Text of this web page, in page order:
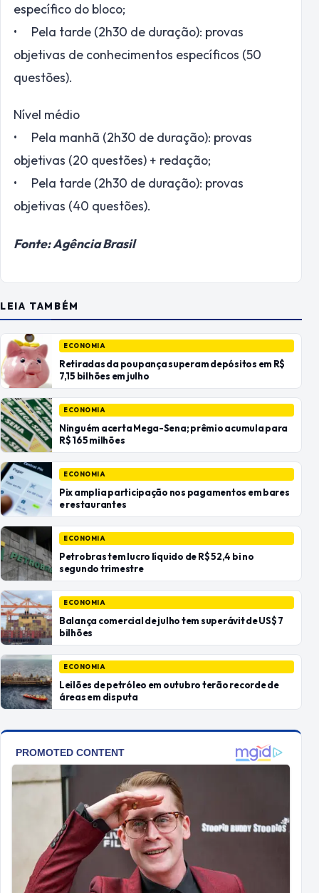
específico do bloco;
• Pela tarde (2h30 de duração): provas
objetivas de conhecimentos específicos (50
questões).
Nível médio
• Pela manhã (2h30 de duração): provas
objetivas (20 questões) + redação;
• Pela tarde (2h30 de duração): provas
objetivas (40 questões).
Fonte: Agência Brasil
LEIA TAMBÉM
ECONOMIA
Retiradas da poupança superam depósitos em R$
7,15 bilhões em julho
ECONOMIA
Ninguém acerta Mega-Sena; prêmio acumula para
R$ 165 milhões
ECONOMIA
Pix amplia participação nos pagamentos em bares
e restaurantes
ECONOMIA
Petrobras tem lucro líquido de R$ 52,4 bi no
segundo trimestre
ECONOMIA
Balança comercial de julho tem superávit de US$ 7
bilhões
ECONOMIA
Leilões de petróleo em outubro terão recorde de
áreas em disputa